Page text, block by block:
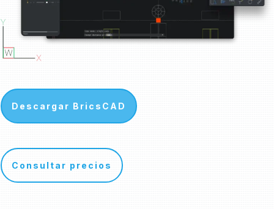
Descargar BricsCAD
Consultar precios